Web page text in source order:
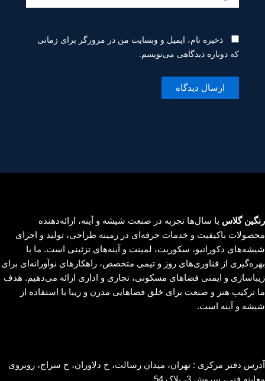
ذخیره نام، ایمیل و وبسایت من در مرورگر برای زمانی
که دوباره دیدگاهی می‌نویسم.
رنگین گلاس با سال‌ها تجربه در صنعت شیشه و آینه، ارائه‌دهنده
محصولات باکیفیت و خدمات حرفه‌ای در زمینه طراحی، تولید و اجرای
شیشه‌های دکوراتیو، سکوریت، لمینت و آینه‌های تزئینی است. ما با
بهره‌گیری از فناوری‌های روز و تیمی متخصص، راهکارهای نوآورانه‌ای برای
زیباسازی و ایمنی فضاهای مسکونی، تجاری و اداری ارائه می‌دهیم. هدف
ما ترکیب هنر و صنعت برای خلق فضاهایی مدرن و زیبا با استفاده از
شیشه و آینه است.
آدرس دفتر مرکزی : تهران، میدان رسالت، خ دلاوران، خ سراج، روبروی